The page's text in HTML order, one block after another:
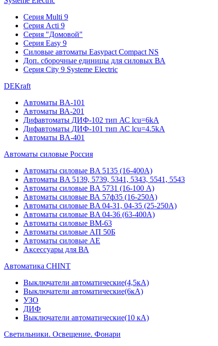
Серия Multi 9
Серия Acti 9
Серия "Домовой"
Серия Easy 9
Силовые автоматы Easypact Compact NS
Доп. сборочные единицы для силовых ВА
Серия City 9 Systeme Electric
DEKraft
Автоматы BA-101
Автоматы ВА-201
Дифавтоматы ДИФ-102 тип АС lcu=6kA
Дифавтоматы ДИФ-101 тип АС lcu=4.5kA
Автоматы BA-401
Автоматы силовые Россия
Автоматы силовые BA 5135 (16-400А)
Автоматы BA 5139, 5739, 5341, 5343, 5541, 5543
Автоматы силовые BA 5731 (16-100 А)
Автоматы силовые ВА 57ф35 (16-250А)
Автоматы силовые BA 04-31, 04-35 (25-250А)
Автоматы силовые BA 04-36 (63-400А)
Автоматы силовые ВМ-63
Автоматы силовые АП 50Б
Автоматы силовые АЕ
Аксессуары для ВА
Автоматика CHINT
Выключатели автоматические(4,5кА)
Выключатели автоматические(6кА)
УЗО
ДИФ
Выключатели автоматические(10 кА)
Светильники. Освещение. Фонари